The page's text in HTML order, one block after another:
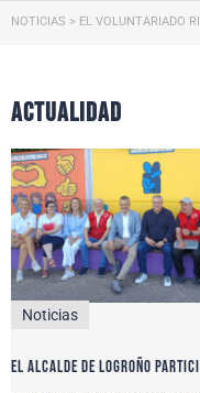
NOTICIAS > EL VOLUNTARIADO
actualidad
Noticias
El alcalde de Logroño